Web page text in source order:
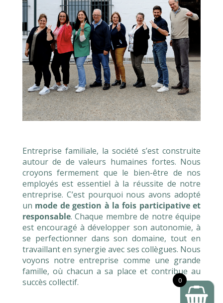
Entreprise familiale, la société s’est construite
autour de de valeurs humaines fortes. Nous
croyons fermement que le bien-être de nos
employés est essentiel à la réussite de notre
entreprise. C’est pourquoi nous avons adopté
un mode de gestion à la fois participative et
responsable. Chaque membre de notre équipe
est encouragé à développer son autonomie, à
se perfectionner dans son domaine, tout en
travaillant en synergie avec ses collègues. Nous
voyons notre entreprise comme une grande
famille, où chacun a sa place et contribue au
succès collectif.
0